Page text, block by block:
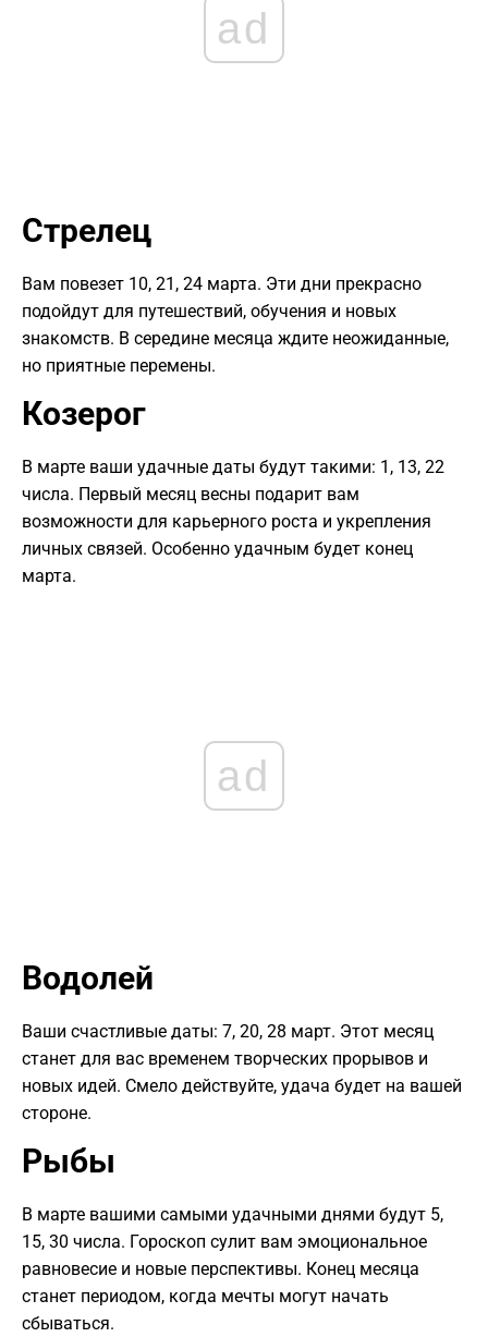
ad
Стрелец
Вам повезет 10, 21, 24 марта. Эти дни прекрасно
подойдут для путешествий, обучения и новых
знакомств. В середине месяца ждите неожиданные,
но приятные перемены.
Козерог
В марте ваши удачные даты будут такими: 1, 13, 22
числа. Первый месяц весны подарит вам
возможности для карьерного роста и укрепления
личных связей. Особенно удачным будет конец
марта.
ad
Водолей
Ваши счастливые даты: 7, 20, 28 март. Этот месяц
станет для вас временем творческих прорывов и
новых идей. Смело действуйте, удача будет на вашей
стороне.
Рыбы
В марте вашими самыми удачными днями будут 5,
15, 30 числа. Гороскоп сулит вам эмоциональное
равновесие и новые перспективы. Конец месяца
станет периодом, когда мечты могут начать
сбываться.